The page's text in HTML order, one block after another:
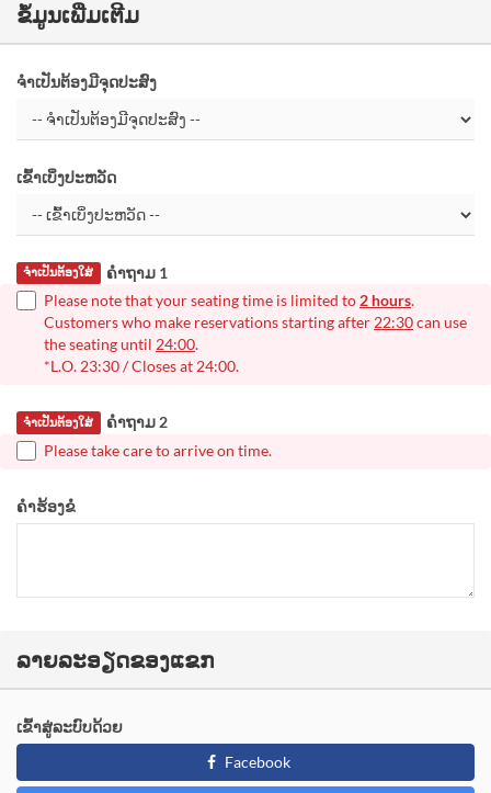
ຂໍ້ມູນເພີ່ມເຕີມ
ຈຳເປັນຕ້ອງມີຈຸດປະສົງ
ເຂົ້າເບິ່ງປະຫວັດ
ຄຳຖາມ 1
ຈຳເປັນຕ້ອງໃສ່
Please note that your seating time is limited to2 hours.
Customers who make reservations starting after22:30can use
the seating until 24:00.
*L.O. 23:30 / Closes at 24:00.
ຄຳຖາມ 2
ຈຳເປັນຕ້ອງໃສ່
Please take care to arrive on time.
ຄຳຮ້ອງຂໍ
ລາຍລະອຽດຂອງແຂກ
ເຂົ້າສູ່ລະບົບດ້ວຍ
Facebook